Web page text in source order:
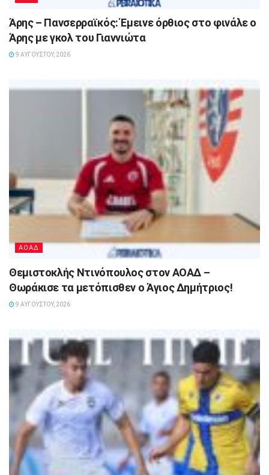
Άρης – Πανσερραϊκός: Έμεινε όρθιος στο φινάλε ο
Άρης με γκολ του Γιαννιώτα
9 ΑΥΓΟΎΣΤΟΥ, 2026
ΑΟΑΔ
Θεμιστοκλής Ντινόπουλος στον ΑΟΑΔ –
Θωράκισε τα μετόπισθεν ο Άγιος Δημήτριος!
9 ΑΥΓΟΎΣΤΟΥ, 2026